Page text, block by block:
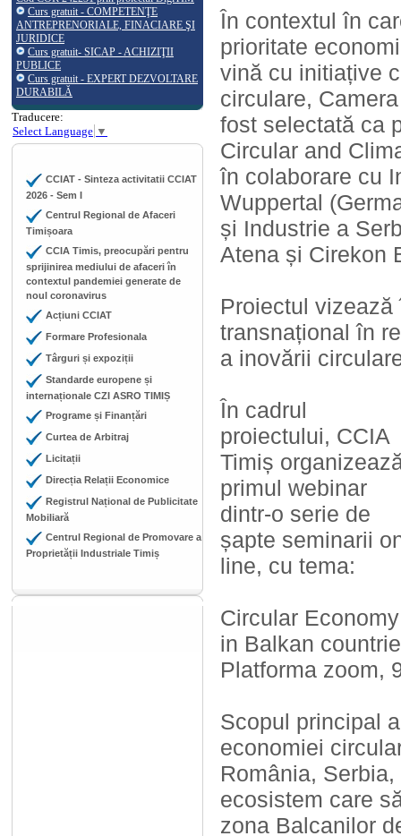
Curs gratuit - COMPETENŢE
ANTREPRENORIALE, FINACIARE ŞI
JURIDICE
Curs gratuit- SICAP - ACHIZIŢII
PUBLICE
Curs gratuit - EXPERT DEZVOLTARE
DURABILĂ
Traducere:
Select Language ▼
CCIAT - Sinteza activitatii CCIAT
2026 - Sem I
Centrul Regional de Afaceri
Timișoara
CCIA Timis, preocupări pentru
sprijinirea mediului de afaceri în
contextul pandemiei generate de
noul coronavirus
Acțiuni CCIAT
Formare Profesionala
Târguri și expoziții
Standarde europene și
internaționale CZI ASRO TIMIȘ
Programe și Finanțări
Curtea de Arbitraj
Licitații
Direcția Relații Economice
Registrul Național de Publicitate
Mobiliară
Centrul Regional de Promovare a
Proprietății Industriale Timiș
În contextul în
prioritate
vină cu initiațive
circulare,
fost selectată ca
Circular and
în colaborare cu
Wuppertal
și Industrie a
Atena și Cirekon
Proiectul
transnațional în
a inovării
În cadrul
proiectului, CCIA
Timiș
primul webinar
dintr-o serie de
șapte seminarii
line, cu tema:
Circular Economy
in Balkan
Platforma zoom,
Scopul principal
economiei
România,
ecosistem care
zona Balcanilor